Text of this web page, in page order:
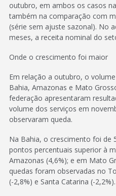
outubro, em ambos os casos
também na comparação com
(série sem ajuste sazonal). No
meses, a receita nominal do
Onde o crescimento foi maior
Em relação a outubro, o
Bahia, Amazonas e Mato
federação apresentaram
volume dos serviços em
observaram queda.
Na Bahia, o crescimento foi de
pontos percentuais superior à
Amazonas (4,6%); e em Mato
quedas foram observadas no
(-2,8%) e Santa Catarina (-2,2%).